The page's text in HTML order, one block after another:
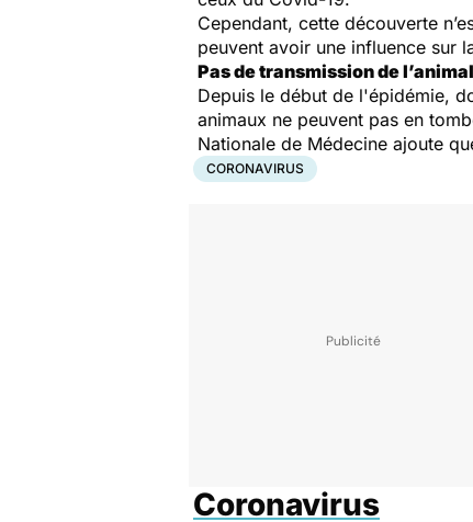
Cependant, cette découverte
peuvent avoir une influence sur
Pas de transmission de
Depuis le début de l'épidémie,
animaux ne peuvent pas en
Nationale de Médecine ajoute
CORONAVIRUS
Coronavirus